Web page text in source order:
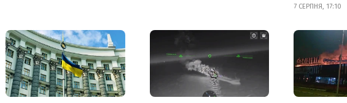
7 СЕРПНЯ, 17:10